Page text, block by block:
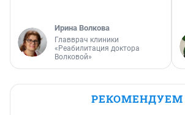
Ирина Волкова
Главврач клиники
«Реабилитация доктора
Волковой»
РЕКОМЕНДУЕМ